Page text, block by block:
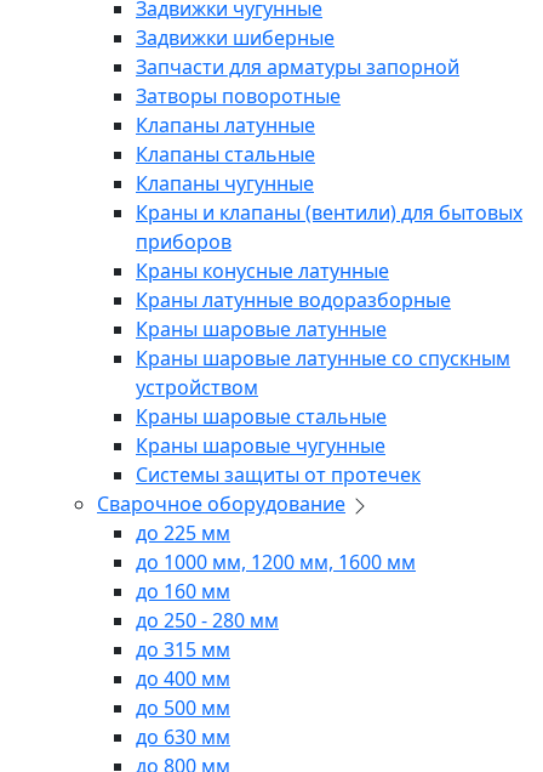
Задвижки чугунные
Задвижки шиберные
Запчасти для арматуры запорной
Затворы поворотные
Клапаны латунные
Клапаны стальные
Клапаны чугунные
Краны и клапаны (вентили) для бытовых
приборов
Краны конусные латунные
Краны латунные водоразборные
Краны шаровые латунные
Краны шаровые латунные со спускным
устройством
Краны шаровые стальные
Краны шаровые чугунные
Системы защиты от протечек
Сварочное оборудование
до 225 мм
до 1000 мм, 1200 мм, 1600 мм
до 160 мм
до 250 - 280 мм
до 315 мм
до 400 мм
до 500 мм
до 630 мм
до 800 мм